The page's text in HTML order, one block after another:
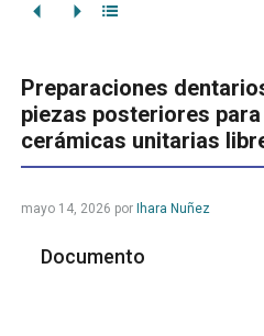
Preparaciones
piezas posteriores
cerámicas unitarias
mayo 14, 2026 por Ihara Nuñez
Documento